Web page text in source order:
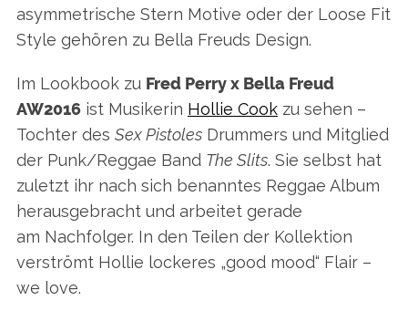
asymmetrische Stern Motive oder der Loose Fit
Style gehören zu Bella Freuds Design.
Im Lookbook zu Fred Perry x Bella Freud
AW2016ist Musikerin Hollie Cookzu sehen –
Tochter des Sex PistolesDrummers und Mitglied
der Punk/Reggae Band The Slits. Sie selbst hat
zuletzt ihr nach sich benanntes Reggae Album
herausgebracht und arbeitet gerade
am Nachfolger. In den Teilen der Kollektion
verströmt Hollie lockeres „good mood“ Flair –
we love.